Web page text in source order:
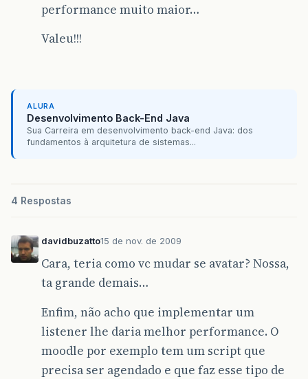
performance muito maior…
Valeu!!!
ALURA
Desenvolvimento Back-End Java
Sua Carreira em desenvolvimento back-end Java: dos
fundamentos à arquitetura de sistemas...
4 Respostas
davidbuzatto15 de nov. de 2009
Cara, teria como vc mudar se avatar? Nossa,
ta grande demais…
Enfim, não acho que implementar um
listener lhe daria melhor performance. O
moodle por exemplo tem um script que
precisa ser agendado e que faz esse tipo de